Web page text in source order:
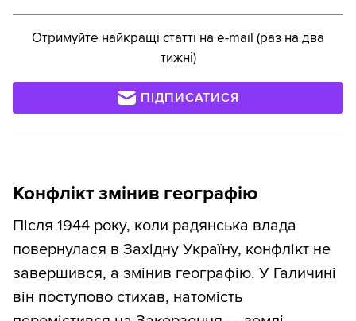
Отримуйте найкращі статті на e-mail (раз на два
тижні)
ПІДПИСАТИСЯ
Конфлікт змінив географію
Після 1944 року, коли радянська влада
повернулася в Західну Україну, конфлікт не
завершився, а змінив географію. У Галичині
він поступово стихав, натомість